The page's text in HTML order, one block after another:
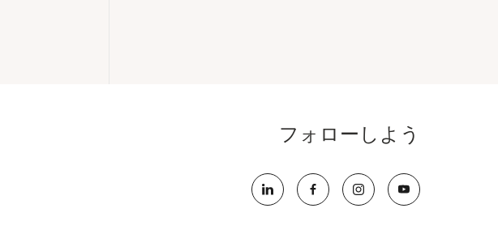
フォローしよう